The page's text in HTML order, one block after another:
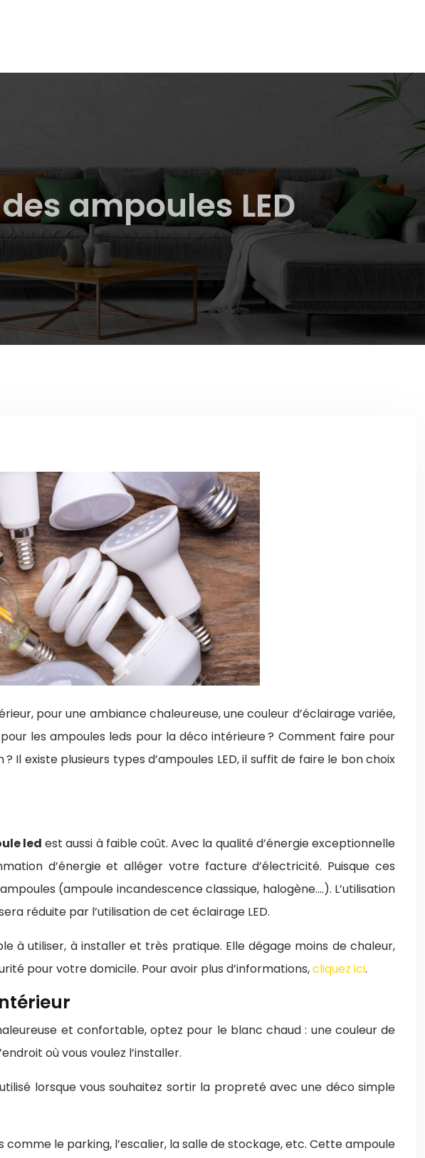
ampoules LED
pour une ambiance chaleureuse, une couleur d’éclairage variée,
les ampoules leds pour la déco intérieure ? Comment faire pour
Il existe plusieurs types d’ampoules LED, il suffit de faire le bon choix
led est aussi à faible coût. Avec la qualité d’énergie exceptionnelle
d’énergie et alléger votre facture d’électricité. Puisque ces
(ampoule incandescence classique, halogène….). L’utilisation
réduite par l’utilisation de cet éclairage LED.
à utiliser, à installer et très pratique. Elle dégage moins de chaleur,
pour votre domicile. Pour avoir plus d’informations,cliquez ici.
et confortable, optez pour le blanc chaud : une couleur de
où vous voulez l’installer.
lorsque vous souhaitez sortir la propreté avec une déco simple
le parking, l’escalier, la salle de stockage, etc. Cette ampoule